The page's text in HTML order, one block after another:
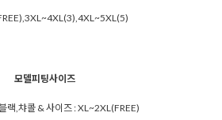
모델피팅사이즈
랙,챠콜 & 사이즈 : XL~2XL(FREE)